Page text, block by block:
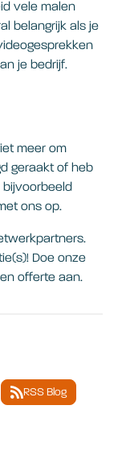
vele malen
belangrijk als je
je bedrijf.
meer om
geraakt of heb
ons op.
Doe onze
offerte aan.
RSS Blog